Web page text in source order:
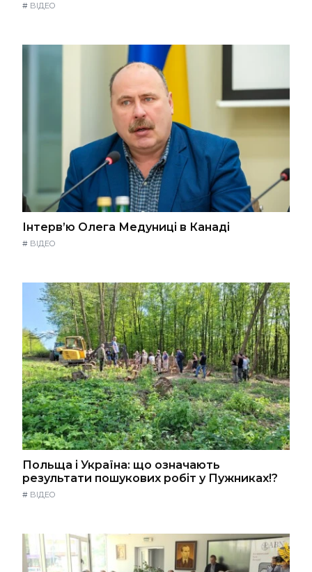
# ВІДЕО
Інтерв’ю Олега Медуниці в Канаді
# ВІДЕО
Польща і Україна: що означають
результати пошукових робіт у Пужниках!?
# ВІДЕО